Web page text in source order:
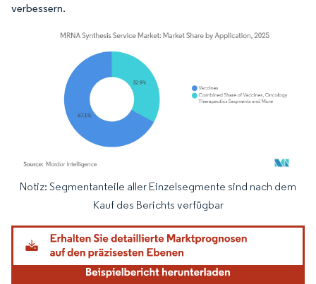
verbessern.
Bild © Mordor Intelligence. Wiederverwendung erfordert Namensnennung
Notiz: Segmentanteile aller Einzelsegmente sind nach dem
Kauf des Berichts verfügbar